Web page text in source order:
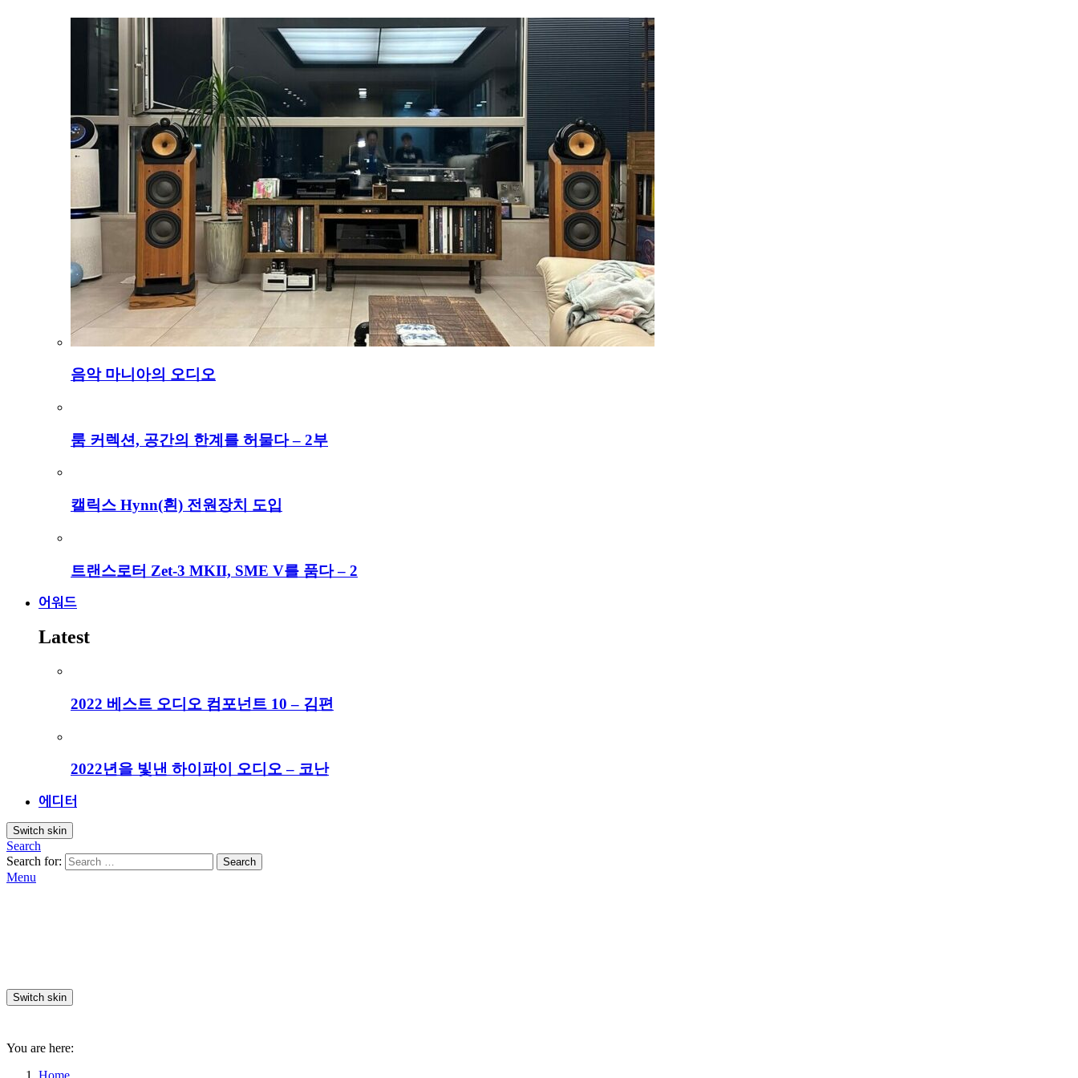
음악 마니아의 오디오
룸 커렉션, 공간의 한계를 허물다 – 2부
캘릭스 Hynn(흰) 전원장치 도입
트랜스로터 Zet-3 MKII, SME V를 품다 – 2
어워드
Latest
2022 베스트 오디오 컴포넌트 10 – 김편
2022년을 빛낸 하이파이 오디오 – 코난
에디터
Switch skin
Search
Search for:
Search
Menu
Switch skin
You are here:
Home